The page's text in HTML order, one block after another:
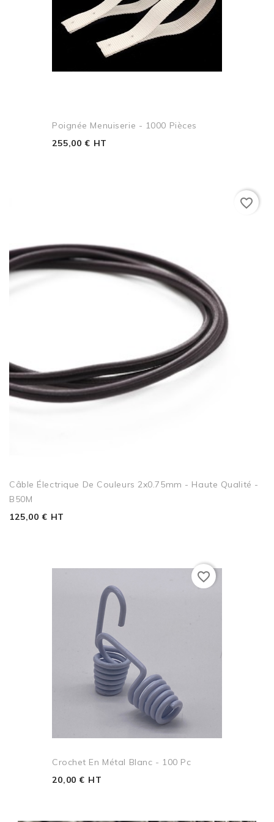
Poignée Menuiserie - 1000 Pièces
255,00 € HT
Câble Électrique De Couleurs 2x0.75mm - Haute Qualité -
B50M
125,00 € HT
favorite_border
Crochet En Métal Blanc - 100 Pc
20,00 € HT
favorite_border